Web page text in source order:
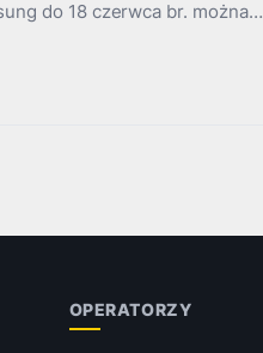
do 18 czerwca br. można…
OPERATORZY